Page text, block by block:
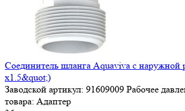
Соединитель шланга Aquaviva с наружной
х1.5&quot;)
Заводской артикул: 91609009 Рабочее
товара: Адаптер